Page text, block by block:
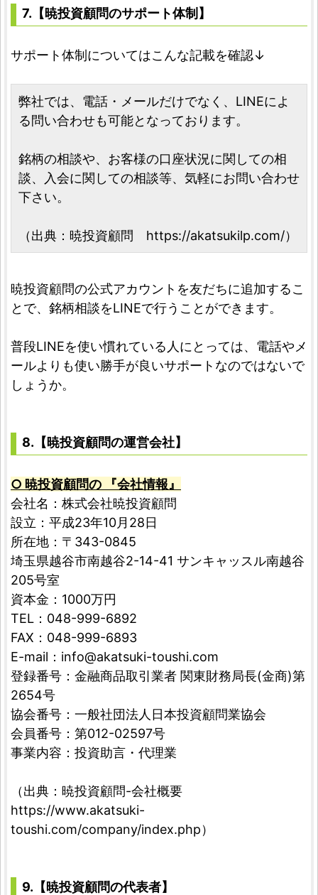
7.【暁投資顧問のサポート体制】
サポート体制についてはこんな記載を確認↓
弊社では、電話・メールだけでなく、LINEによ
る問い合わせも可能となっております。
銘柄の相談や、お客様の口座状況に関しての相
談、入会に関しての相談等、気軽にお問い合わせ
下さい。
（出典：暁投資顧問 https://akatsukilp.com/）
暁投資顧問の公式アカウントを友だちに追加するこ
とで、銘柄相談をLINEで行うことができます。
普段LINEを使い慣れている人にとっては、電話やメ
ールよりも使い勝手が良いサポートなのではないで
しょうか。
8.【暁投資顧問の運営会社】
○ 暁投資顧問の 『会社情報』
会社名：株式会社暁投資顧問
設立：平成23年10月28日
所在地：〒343-0845
埼玉県越谷市南越谷2-14-41 サンキャッスル南越谷
205号室
資本金：1000万円
TEL：048-999-6892
FAX：048-999-6893
E-mail： info@akatsuki-toushi.com
登録番号：金融商品取引業者 関東財務局長(金商)第
2654号
協会番号：一般社団法人日本投資顧問業協会
会員番号：第012-02597号
事業内容：投資助言・代理業
（出典：暁投資顧問-会社概要
https://www.akatsuki-
toushi.com/company/index.php）
9.【暁投資顧問の代表者】